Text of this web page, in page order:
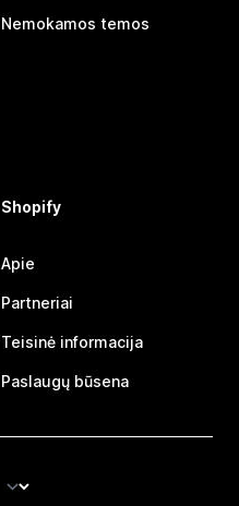
Nemokamos temos
Shopify
Apie
Partneriai
Teisinė informacija
Paslaugų būsena